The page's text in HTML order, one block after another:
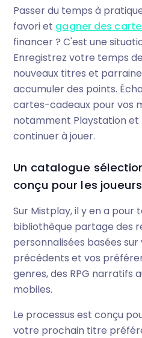
Passer du temps à
favori et gagner des
financer ? C'est une
Enregistrez votre temps
nouveaux titres et
accumuler des points.
cartes-cadeaux pour vos
notamment Playstation et
continuer à jouer.
Un catalogue
conçu pour les
Sur Mistplay, il y en a pour
bibliothèque partage des
personnalisées basées
précédents et vos
genres, des RPG narratifs
mobiles.
Le processus est conçu
votre prochain titre